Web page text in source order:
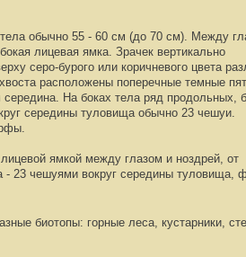
обычно 55 - 60 см (до 70 см). Между
бокая лицевая ямка. Зрачек вертикально
серо-бурого или коричневого цвета
расположены поперечные темные
середина. На боках тела ряд продольных,
середины туловища обычно 23 чешуи.
ямкой между глазом и ноздрей, от
- 23 чешуями вокруг середины туловища,
биотопы: горные леса, кустарники,